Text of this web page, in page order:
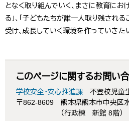
となく取り組んでいく、まさに教育にお
る」、「子どもたちが誰一人取り残され
受け、成長していく環境を作っていきた
このページに関するお問い
学校安全・安心推進課
不登校児童
〒862-8609
熊本県熊本市中央区
（行政棟 新館 8階）